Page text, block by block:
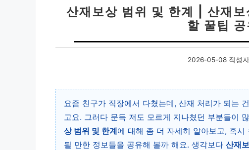
산재보상 범위 및 한계 | 산재
할 꿀팁
2026-05-08 작성
요즘 친구가 직장에서 다쳤는데, 산재 처리가 되는
고요. 그러다 문득 저도 모르게 지나쳤던 부분들이
상 범위 및 한계에 대해 좀 더 자세히 알아보고, 혹
될 만한 정보들을 공유해 볼까 해요. 생각보다 산재